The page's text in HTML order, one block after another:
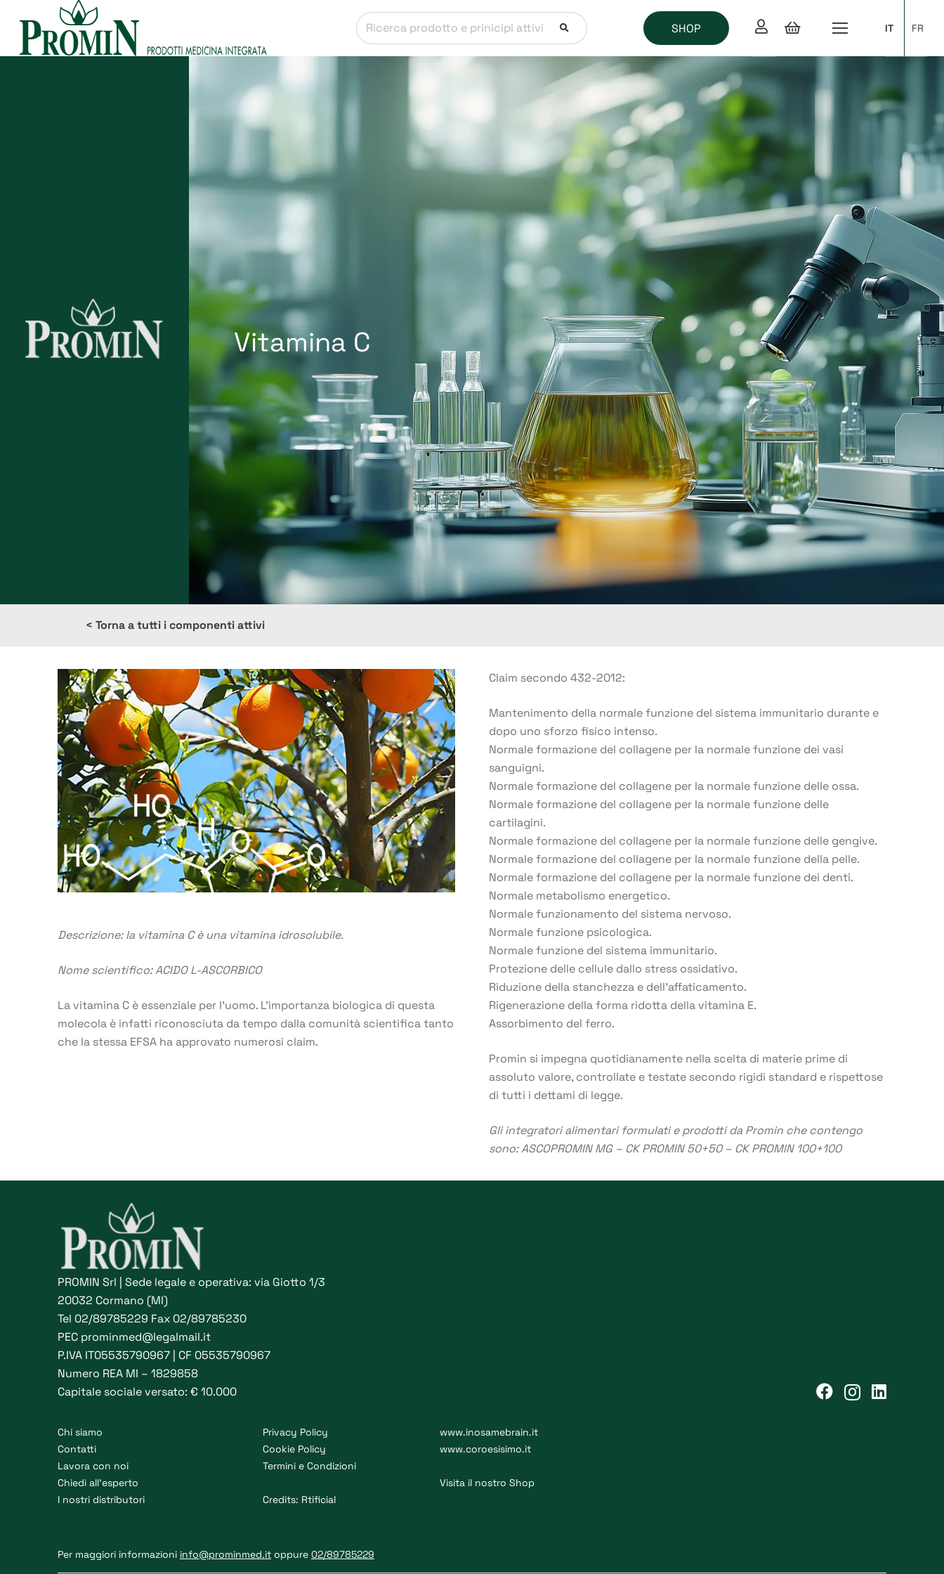
SHOP IT FR
Vitamina C
< Torna a tutti i componenti attivi
Descrizione: la vitamina C è una vitamina idrosolubile.
Nome scientifico: ACIDO L-ASCORBICO
La vitamina C è essenziale per l’uomo. L’importanza biologica di questa
molecola è infatti riconosciuta da tempo dalla comunità scientifica tanto
che la stessa EFSA ha approvato numerosi claim.
Claim secondo 432-2012:
Mantenimento della normale funzione del sistema immunitario durante e
dopo uno sforzo fisico intenso.
Normale formazione del collagene per la normale funzione dei vasi
sanguigni.
Normale formazione del collagene per la normale funzione delle ossa.
Normale formazione del collagene per la normale funzione delle
cartilagini.
Normale formazione del collagene per la normale funzione delle gengive.
Normale formazione del collagene per la normale funzione della pelle.
Normale formazione del collagene per la normale funzione dei denti.
Normale metabolismo energetico.
Normale funzionamento del sistema nervoso.
Normale funzione psicologica.
Normale funzione del sistema immunitario.
Protezione delle cellule dallo stress ossidativo.
Riduzione della stanchezza e dell’affaticamento.
Rigenerazione della forma ridotta della vitamina E.
Assorbimento del ferro.
Promin si impegna quotidianamente nella scelta di materie prime di
assoluto valore, controllate e testate secondo rigidi standard e rispettose
di tutti i dettami di legge.
Gli integratori alimentari formulati e prodotti da Promin che contengo
sono:ASCOPROMIN MG– CK PROMIN 50+50– CK PROMIN 100+100
PROMIN Srl | Sede legale e operativa: via Giotto 1/3
20032 Cormano (MI)
Tel 02/89785229 Fax 02/89785230
PEC prominmed@legalmail.it
P.IVA IT05535790967 | CF 05535790967
Numero REA MI – 1829858
Capitale sociale versato: € 10.000
Chi siamo
Contatti
Lavora con noi
Chiedi all’esperto
I nostri distributori
Privacy Policy
Cookie Policy
Termini e Condizioni
Credits: Rtificial
www.inosamebrain.it
www.coroesisimo.it
Visita il nostro Shop
Per maggiori informazioni info@prominmed.it oppure 02/89785229